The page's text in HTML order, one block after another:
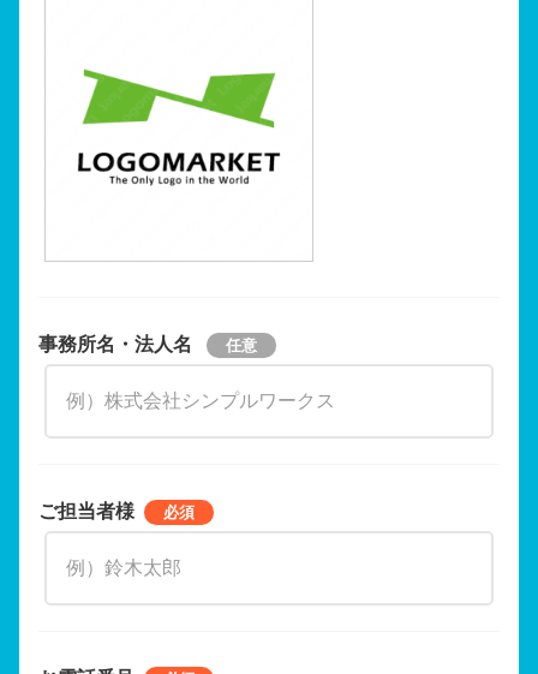
事務所名・法人名
ご担当者様